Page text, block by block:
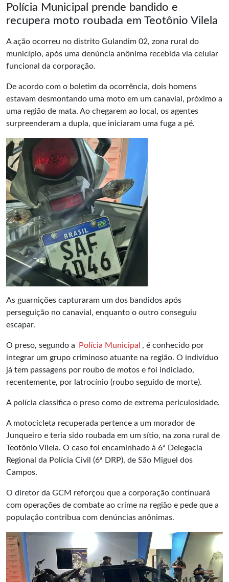
Polícia Municipal prende bandido e
recupera moto roubada em Teotônio Vilela
A ação ocorreu no distrito Gulandim 02, zona rural do
município, após uma denúncia anônima recebida via celular
funcional da corporação.
De acordo com o boletim da ocorrência, dois homens
estavam desmontando uma moto em um canavial, próximo a
uma região de mata. Ao chegarem ao local, os agentes
surpreenderam a dupla, que iniciaram uma fuga a pé.
As guarnições capturaram um dos bandidos após
perseguição no canavial, enquanto o outro conseguiu
escapar.
O preso, segundo a Polícia Municipal , é conhecido por
integrar um grupo criminoso atuante na região. O indivíduo
já tem passagens por roubo de motos e foi indiciado,
recentemente, por latrocínio (roubo seguido de morte).
A polícia classifica o preso como de extrema periculosidade.
A motocicleta recuperada pertence a um morador de
Junqueiro e teria sido roubada em um sítio, na zona rural de
Teotônio Vilela. O caso foi encaminhado à 6ª Delegacia
Regional da Polícia Civil (6ª DRP), de São Miguel dos
Campos.
O diretor da GCM reforçou que a corporação continuará
com operações de combate ao crime na região e pede que a
população contribua com denúncias anônimas.